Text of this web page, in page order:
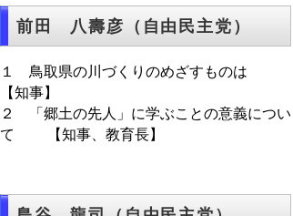
前田 八壽彦（自由民主党）
１ 鳥取県の川づくりのめざすものは
【知事】
２ 「郷土の先人」に学ぶことの意義につい
て 【知事、教育長】